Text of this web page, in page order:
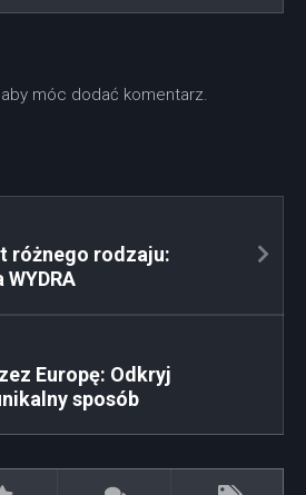
aby móc dodać komentarz.
różnego rodzaju:
Europę: Odkryj
sposób